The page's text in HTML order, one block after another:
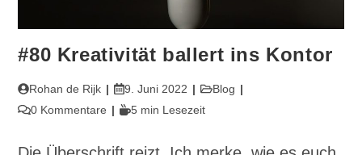
#80 Kreativität ballert ins Kontor
Beitrags-
Autor:
Rohan de Rijk
Beitrag
veröffentlicht:
9. Juni 2022
Beitrags-
Kategorie:
Blog
Beitrags-
0 Kommentare Lesedauer:
5 min Lesezeit